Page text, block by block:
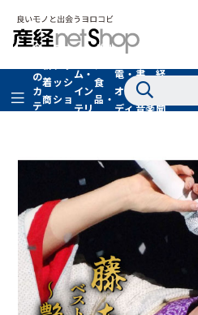
全
の
カ
テ
着
商
品
フ
ッ
シ
ョ
フ
ァ
シ
ョ
ン
ム・
イン
テリ
グル
食
品・
ドリ
家
電・
オー
ディ
書
籍・
音楽
経
聞